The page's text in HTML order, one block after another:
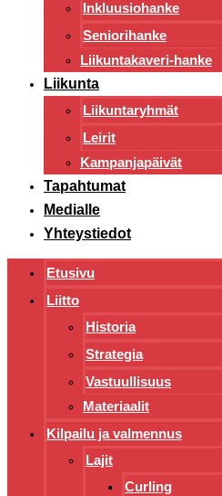
Inkluusiohanke
Seniorihanke
Liikuntakaveri-hanke
Liikunta
Liikuntaryhmät
Leirit
Kampanjapäivät
Tapahtumat
Medialle
Yhteystiedot
Etusivu
Liitto
Historia
Strategia
Vastuullisuus
Materiaalit
Kilpailu ja valmennus
Lajit
Curling